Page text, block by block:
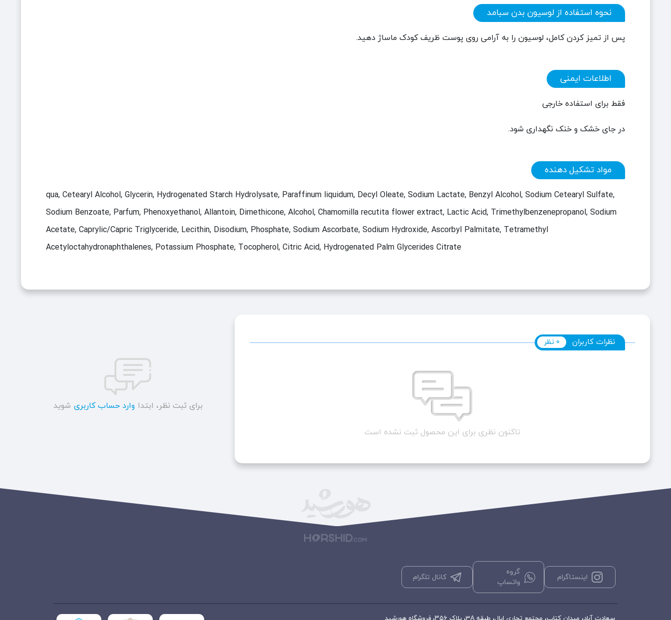
نحوه استفاده از لوسیون بدن سبامد
پس از تمیز کردن کامل، لوسیون را به آرامی روی پوست ظریف کودک ماساژ دهید.
اطلاعات ایمنی
فقط برای استفاده خارجی
در جای خشک و خنک نگهداری شود.
مواد تشکیل دهنده
qua, Cetearyl Alcohol, Glycerin, Hydrogenated Starch Hydrolysate, Paraffinum liquidum, Decyl Oleate, Sodium Lactate, Benzyl Alcohol, Sodium Cetearyl Sulfate,
Sodium Benzoate, Parfum, Phenoxyethanol, Allantoin, Dimethicone, Alcohol, Chamomilla recutita flower extract, Lactic Acid, Trimethylbenzenepropanol, Sodium
Acetate, Caprylic/Capric Triglyceride, Lecithin, Disodium, Phosphate, Sodium Ascorbate, Sodium Hydroxide, Ascorbyl Palmitate, Tetramethyl
Acetyloctahydronaphthalenes, Potassium Phosphate, Tocopherol, Citric Acid, Hydrogenated Palm Glycerides Citrate
نظرات کاربران 0 نظر
تاکنون نظری برای این محصول ثبت نشده است
برای ثبت نظر، ابتدا وارد حساب کاربری شوید
اینستاگرام
گروه
واتساپ
کانال تلگرام